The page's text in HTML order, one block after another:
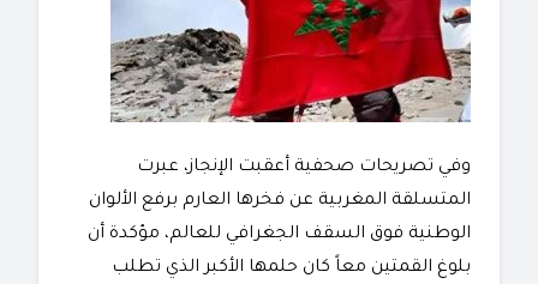
​وفي تصريحات صحفية أعقبت الإنجاز، عبرت
المتسلقة المغربية عن فخرها العارم برفع الألوان
الوطنية فوق السقف الجغرافي للعالم، مؤكدة أن
بلوغ القمتين معاً كان حلمها الأكبر الذي تطلب